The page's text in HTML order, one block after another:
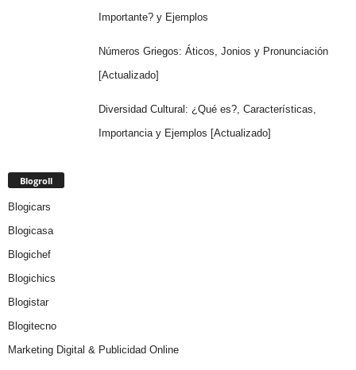
Importante? y Ejemplos
Números Griegos: Áticos, Jonios y Pronunciación
[Actualizado]
Diversidad Cultural: ¿Qué es?, Características,
Importancia y Ejemplos [Actualizado]
Blogroll
Blogicars
Blogicasa
Blogichef
Blogichics
Blogistar
Blogitecno
Marketing Digital & Publicidad Online